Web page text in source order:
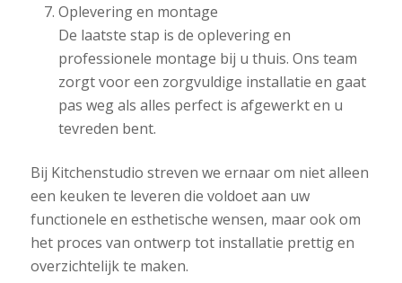
Oplevering en montage
De laatste stap is de oplevering en
professionele montage bij u thuis. Ons team
zorgt voor een zorgvuldige installatie en gaat
pas weg als alles perfect is afgewerkt en u
tevreden bent.
Bij Kitchenstudio streven we ernaar om niet alleen
een keuken te leveren die voldoet aan uw
functionele en esthetische wensen, maar ook om
het proces van ontwerp tot installatie prettig en
overzichtelijk te maken.